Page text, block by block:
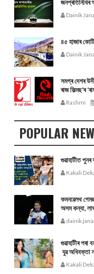
Dainik
৪৫ হাজাৰ
Dainik
সমগ্ৰ দেশৰ
ৰাজ ফিল্মছ’ৰ
Rashmi
POPULAR
গুৱাহাটীত
Kakali
কমনৱেলথ
অসম কন্যা,
dainik
গুৱাহাটীৰ
যুৱ অধিবক্তা
Kakali